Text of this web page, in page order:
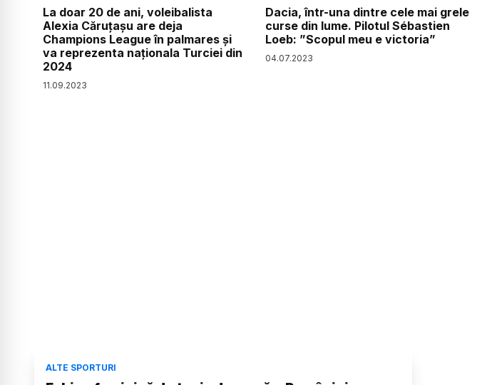
La doar 20 de ani, voleibalista
Alexia Căruțașu are deja
Champions League în palmares și
va reprezenta naționala Turciei din
2024
11.09.2023
Dacia, într-una dintre cele mai grele
curse din lume. Pilotul Sébastien
Loeb: ”Scopul meu e victoria”
04.07.2023
ALTE SPORTURI